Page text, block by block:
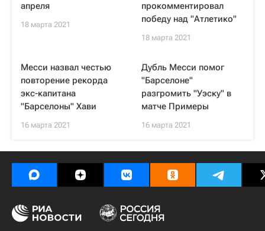
апреля
18 марта 2021
прокомментировал
победу над "Атлетико"
18 марта 2021
Месси назвал честью
повторение рекорда
экс-капитана
"Барселоны" Хави
16 марта 2021
Дубль Месси помог
"Барселоне"
разгромить "Уэску" в
матче Примеры
16 марта 2021